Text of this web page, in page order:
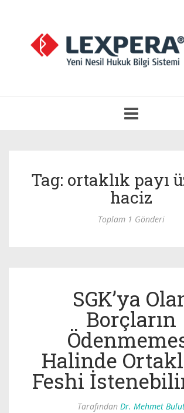
Aç
Tag: ortaklık payı
haciz
Toplam 1 Gönderi
SGK’ya
Borçların
Halinde
Feshi
Tarafından Dr. Mehmet